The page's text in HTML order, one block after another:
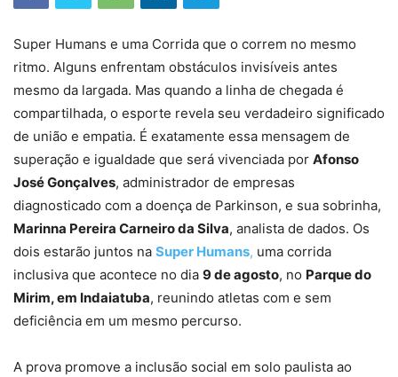
Super Humans e uma Corrida que o correm no mesmo
ritmo. Alguns enfrentam obstáculos invisíveis antes
mesmo da largada. Mas quando a linha de chegada é
compartilhada, o esporte revela seu verdadeiro significado
de união e empatia. É exatamente essa mensagem de
superação e igualdade que será vivenciada por Afonso
José Gonçalves, administrador de empresas
diagnosticado com a doença de Parkinson, e sua sobrinha,
Marinna Pereira Carneiro da Silva, analista de dados. Os
dois estarão juntos na Super Humans, uma corrida
inclusiva que acontece no dia 9 de agosto, no Parque do
Mirim, em Indaiatuba, reunindo atletas com e sem
deficiência em um mesmo percurso.
A prova promove a inclusão social em solo paulista ao